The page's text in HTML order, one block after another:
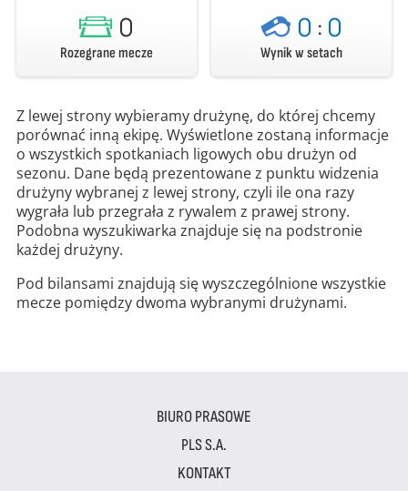
0
Rozegrane mecze
0 : 0
Wynik w setach
Z lewej strony wybieramy drużynę, do której chcemy
porównać inną ekipę. Wyświetlone zostaną informacje
o wszystkich spotkaniach ligowych obu drużyn od
sezonu. Dane będą prezentowane z punktu widzenia
drużyny wybranej z lewej strony, czyli ile ona razy
wygrała lub przegrała z rywalem z prawej strony.
Podobna wyszukiwarka znajduje się na podstronie
każdej drużyny.
Pod bilansami znajdują się wyszczególnione wszystkie
mecze pomiędzy dwoma wybranymi drużynami.
BIURO PRASOWE
PLS S.A.
KONTAKT